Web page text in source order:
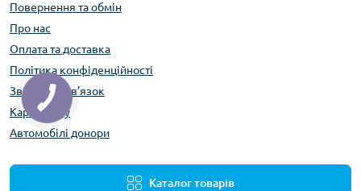
Повернення та обмін
Про нас
Оплата та доставка
Політика конфіденційності
Зворотній зв’язок
Карта сайту
Автомобілі донори
Каталог товарів